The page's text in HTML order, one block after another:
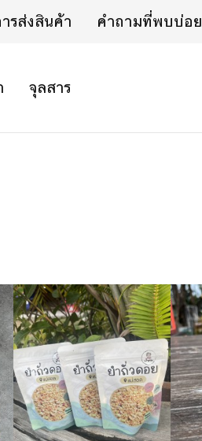
รส่งสินค้า คำถามที่พบบ่อย
จุลสาร